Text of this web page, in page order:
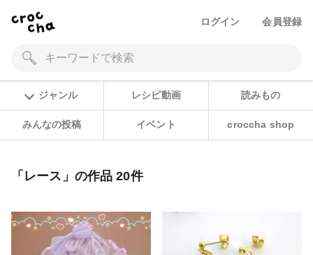
ログイン 会員登録
ジャンル レシピ動画 読みもの
みんなの投稿 イベント croccha shop
「レース」の作品 20件